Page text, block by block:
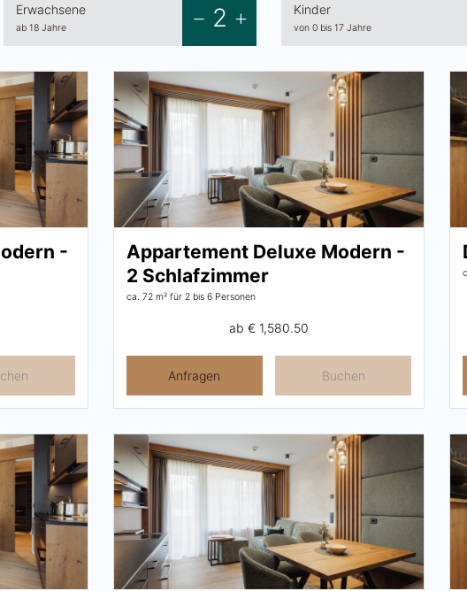
Erwachsene
ab 18 Jahre 2 Kinder
von 0 bis 17 Jahre
-
Appartement Deluxe Modern -
2 Schlafzimmer
ca. 72 m² für 2 bis 6 Personen
ab € 1,580.50
Anfragen Buchen